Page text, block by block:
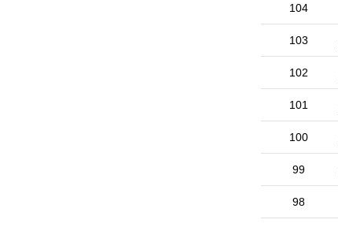
104
103
102
101
100
99
98